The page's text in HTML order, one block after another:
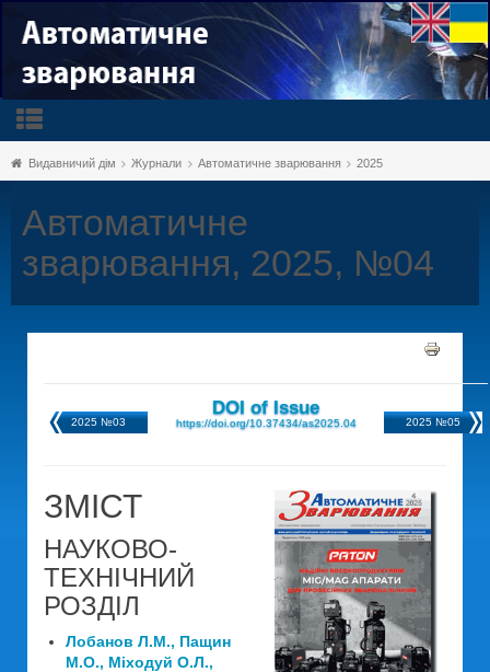
Видавничий дім Журнали Автоматичне зварювання 2025
Автоматичне
зварювання, 2025, №04
2025 №03
DOI of Issue
https://doi.org/10.37434/as2025.04 2025 №05
ЗМІСТ
НАУКОВО-
ТЕХНІЧНИЙ
РОЗДІЛ
Лобанов Л.М., Пащин
М.О., Міходуй О.Л.,